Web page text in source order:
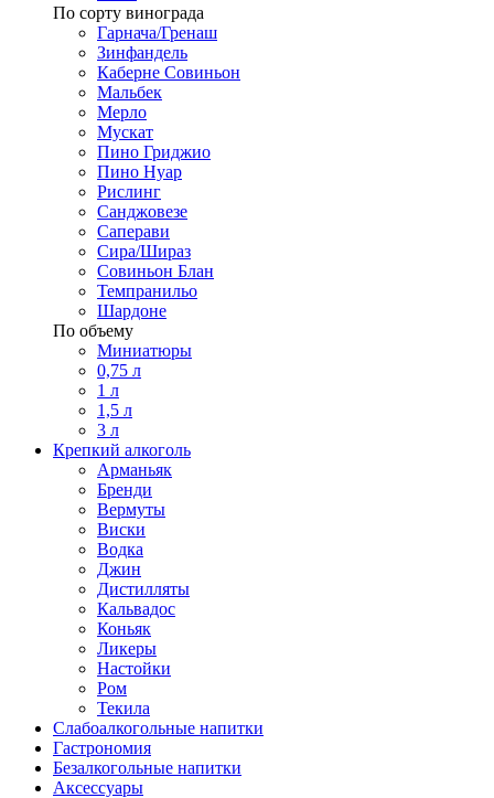
По сорту винограда
Гарнача/Гренаш
Зинфандель
Каберне Совиньон
Мальбек
Мерло
Мускат
Пино Гриджио
Пино Нуар
Рислинг
Санджовезе
Саперави
Сира/Шираз
Совиньон Блан
Темпранильо
Шардоне
По объему
Миниатюры
0,75 л
1 л
1,5 л
3 л
Крепкий алкоголь
Арманьяк
Бренди
Вермуты
Виски
Водка
Джин
Дистилляты
Кальвадос
Коньяк
Ликеры
Настойки
Ром
Текила
Слабоалкогольные напитки
Гастрономия
Безалкогольные напитки
Аксессуары